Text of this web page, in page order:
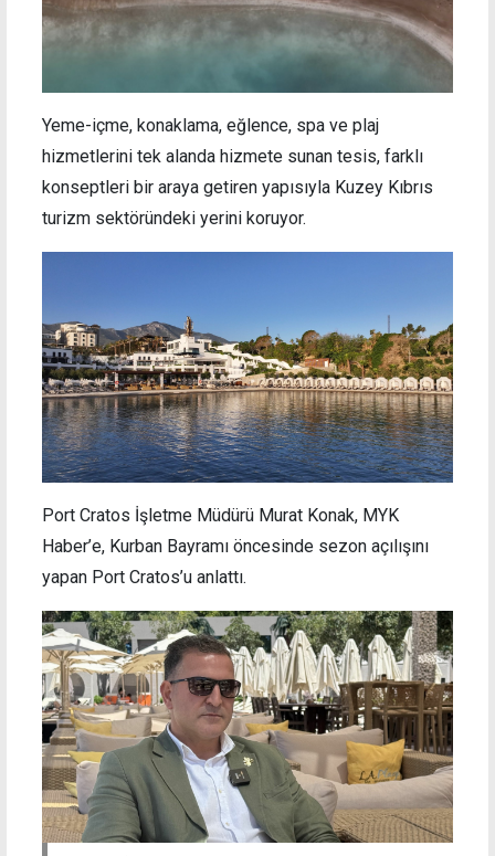
Yeme-içme, konaklama, eğlence, spa ve plaj
hizmetlerini tek alanda hizmete sunan tesis, farklı
konseptleri bir araya getiren yapısıyla Kuzey Kıbrıs
turizm sektöründeki yerini koruyor.
Port Cratos İşletme Müdürü Murat Konak, MYK
Haber’e, Kurban Bayramı öncesinde sezon açılışını
yapan Port Cratos’u anlattı.